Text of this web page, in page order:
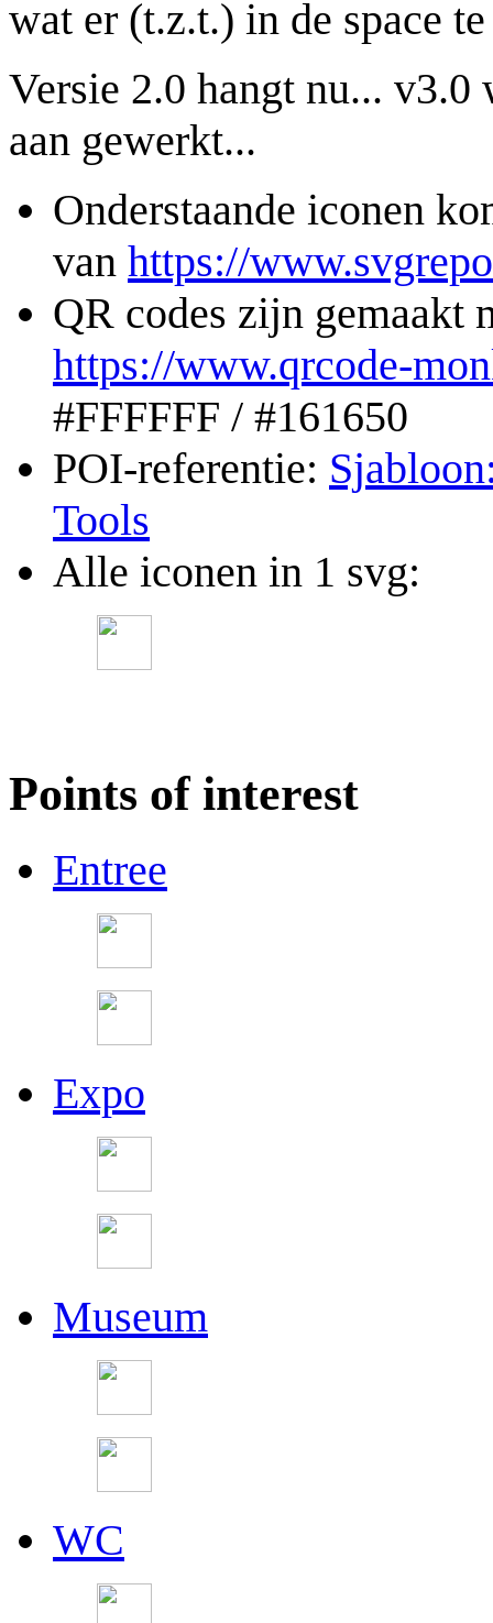
wat er (t.z.t.) in de space
Versie 2.0 hangt nu...
aan gewerkt...
Onderstaande iconen
van https://
QR codes zijn gemaakt
https://www.qrcode-
#FFFFFF / #161650
POI-referentie:
Tools
Alle iconen in 1 svg:
Points of interest
Entree
Expo
Museum
WC